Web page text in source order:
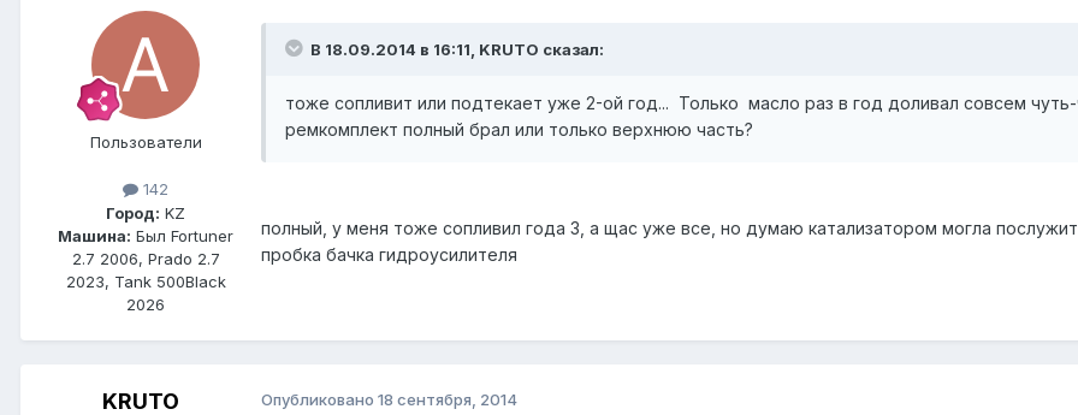
Пользователи
142
Город: KZ
Машина: Был Fortuner
2.7 2006, Prado 2.7
2023, Tank 500Black
2026
В 18.09.2014 в 16:11, KRUTO сказал:
тоже сопливит или подтекает уже 2-ой год... Только масло раз в год доливал совсем чуть-
ремкомплект полный брал или только верхнюю часть?
полный, у меня тоже сопливил года 3, а щас уже все, но думаю катализатором могла
пробка бачка гидроусилителя
KRUTO Опубликовано 18 сентября, 2014